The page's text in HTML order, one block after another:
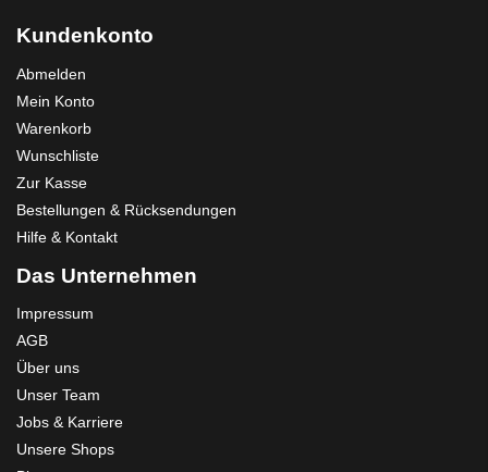
Kundenkonto
Abmelden
Mein Konto
Warenkorb
Wunschliste
Zur Kasse
Bestellungen & Rücksendungen
Hilfe & Kontakt
Das Unternehmen
Impressum
AGB
Über uns
Unser Team
Jobs & Karriere
Unsere Shops